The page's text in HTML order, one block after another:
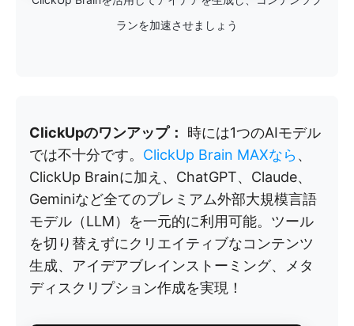
ランを加速させましょう
ClickUpのワンアップ：
時には1つのAIモデル
では不十分です。 ClickUp Brain MAXなら、
ClickUp Brainに加え、ChatGPT、Claude、
Geminiなど全てのプレミアム外部大規模言語
モデル（LLM）を一元的に利用可能。ツール
を切り替えずにクリエイティブなコンテンツ
生成、アイデアブレインストーミング、メタ
ディスクリプション作成を実現！